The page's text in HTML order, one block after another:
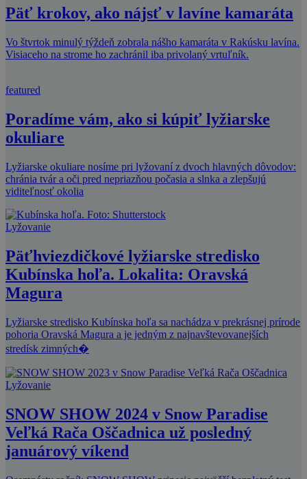
Päť krokov, ako nájsť v lavíne kamaráta
Vo štvrtok minulý týždeň zobrala nášho kamaráta v Rakúsku lavína.
Visiaceho na strome ho zachránil iba privolaný vrtuľník.
featured
Poradíme vám, ako si kúpiť lyžiarske
okuliare
Lyžiarske okuliare nosíme pri lyžovaní z dvoch hlavných dôvodov:
chránia tvár a oči pred nepriazňou počasia a slnka a zlepšujú
viditeľnosť okolia
Lyžovanie
Päťhviezdičkové lyžiarske stredisko
Kubínska hoľa. Lokalita: Oravská
Magura
Lyžiarske stredisko Kubínska hoľa sa nachádza v prekrásnej prírode
pohoria Oravská Magura a je jedným z najnavštevovanejších
stredísk zimných�
Lyžovanie
SNOW SHOW 2024 v Snow Paradise
Veľká Rača Oščadnica už posledný
januárový víkend